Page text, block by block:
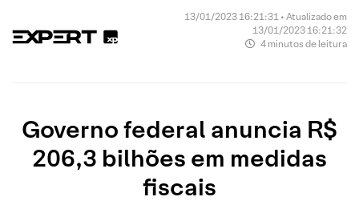
13/01/2023 16:21:31 • Atualizado em
13/01/2023 16:21:32
4 minutos de leitura
Governo federal anuncia R$
206,3 bilhões em medidas
fiscais